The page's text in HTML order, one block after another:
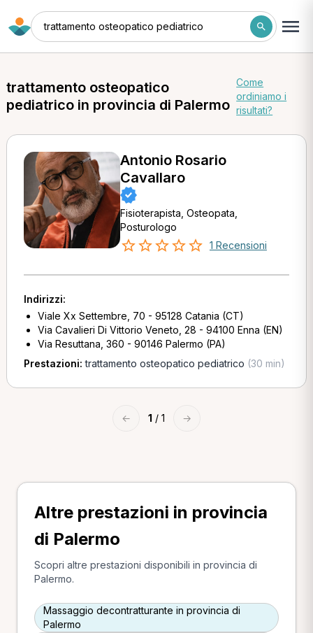
trattamento osteopatico pediatrico
trattamento osteopatico
pediatrico in provincia di Palermo
Come
ordiniamo i
risultati?
Antonio Rosario
Cavallaro
Fisioterapista, Osteopata,
Posturologo
1 Recensioni
Indirizzi:
Viale Xx Settembre, 70 - 95128 Catania (CT)
Via Cavalieri Di Vittorio Veneto, 28 - 94100 Enna (EN)
Via Resuttana, 360 - 90146 Palermo (PA)
Prestazioni:trattamento osteopatico pediatrico (30 min)
← 1 / 1 →
Altre prestazioni in provincia
di Palermo
Scopri altre prestazioni disponibili in provincia di
Palermo.
Massaggio decontratturante in provincia di
Palermo